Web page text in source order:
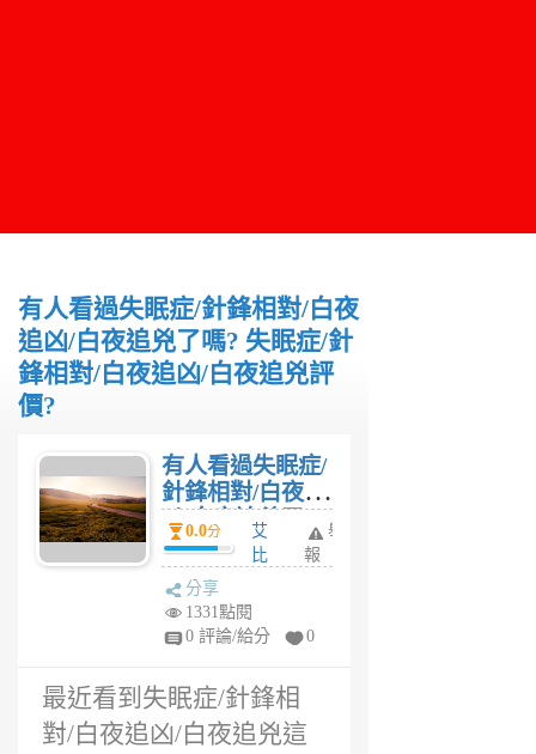
有人看過失眠症/針鋒相對/白夜
追凶/白夜追兇了嗎? 失眠症/針
鋒相對/白夜追凶/白夜追兇評
價?
有人看過失眠症/
針鋒相對/白夜追
凶/白夜追兇了
嗎? 失眠症/針鋒
相對/白夜追凶/白
夜追兇評價?
0.0分
艾
比
年
舉
報
分享
1331點閱
0 評論/給分
0
最近看到失眠症/針鋒相
對/白夜追凶/白夜追兇這